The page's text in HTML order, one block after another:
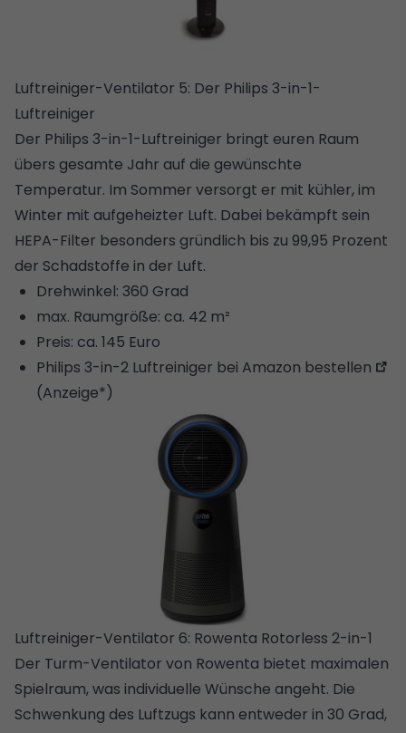
Luftreiniger-Ventilator 5: Der Philips 3-in-1-
Luftreiniger
Der Philips 3-in-1-Luftreiniger bringt euren Raum
übers gesamte Jahr auf die gewünschte
Temperatur. Im Sommer versorgt er mit kühler, im
Winter mit aufgeheizter Luft. Dabei bekämpft sein
HEPA-Filter besonders gründlich bis zu 99,95 Prozent
der Schadstoffe in der Luft.
Drehwinkel: 360 Grad
max. Raumgröße: ca. 42 m²
Preis: ca. 145 Euro
Philips 3-in-2 Luftreiniger bei Amazon bestellen
(Anzeige*)
Luftreiniger-Ventilator 6: Rowenta Rotorless 2-in-1
Der Turm-Ventilator von Rowenta bietet maximalen
Spielraum, was individuelle Wünsche angeht. Die
Schwenkung des Luftzugs kann entweder in 30 Grad,